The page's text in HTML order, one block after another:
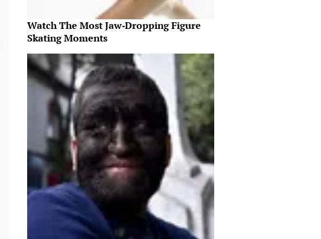
Watch The Most Jaw‑Dropping Figure
Skating Moments